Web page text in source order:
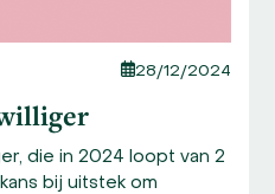
28/12/2024
die in 2024 loopt van 2
bij uitstek om